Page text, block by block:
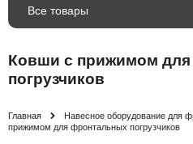
Все товары
Ковши с прижимом
погрузчиков
Главная Навесное оборудование для
прижимом для фронтальных погрузчиков